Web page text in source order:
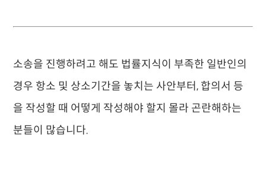
소송을 진행하려고 해도 법률지식이 부족한 일반인의
경우 항소 및 상소기간을 놓치는 사안부터, 합의서 등
을 작성할 때 어떻게 작성해야 할지 몰라 곤란해하는
분들이 많습니다.